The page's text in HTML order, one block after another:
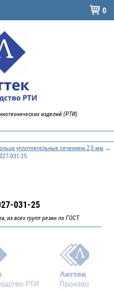
 0
изделий (РТИ)
уплотнительные сечением 2,5 мм →
031-25
031-25
из всех групп резин по ГОСТ